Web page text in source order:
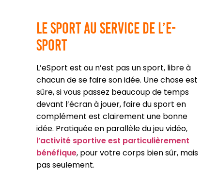
Le sport au service de l’e-
sport
L’eSport est ou n’est pas un sport, libre à
chacun de se faire son idée. Une chose est
sûre, si vous passez beaucoup de temps
devant l’écran à jouer, faire du sport en
complément est clairement une bonne
idée. Pratiquée en parallèle du jeu vidéo,
l’activité sportive est particulièrement
bénéfique, pour votre corps bien sûr, mais
pas seulement.